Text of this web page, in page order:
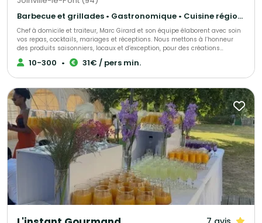
Barbecue et grillades • Gastronomique • Cuisine régionale
Chef à domicile et traiteur, Marc Girard et son équipe élaborent avec soin
vos repas, cocktails, mariages et réceptions. Nous mettons à l’honneur
des produits saisonniers, locaux et d’exception, pour des créations
gourmandes et raffinées qui raviront vos convives. Engagés pour une
cuisine responsable, nous soutenons la consommation durable des
l’environnement.
10-300 • 31€ / pers min.